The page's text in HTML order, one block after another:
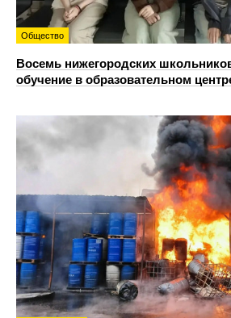
Общество
Восемь нижегородских
обучение в образовательном